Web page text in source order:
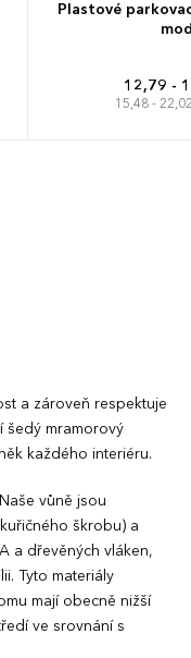
Plastové
12,79 -
15,48 -
a zároveň respektuje
šedý mramorový
každého interiéru.
Naše vůně jsou
škrobu) a
a dřevěných vláken,
Tyto materiály
mají obecně nižší
ve srovnání s